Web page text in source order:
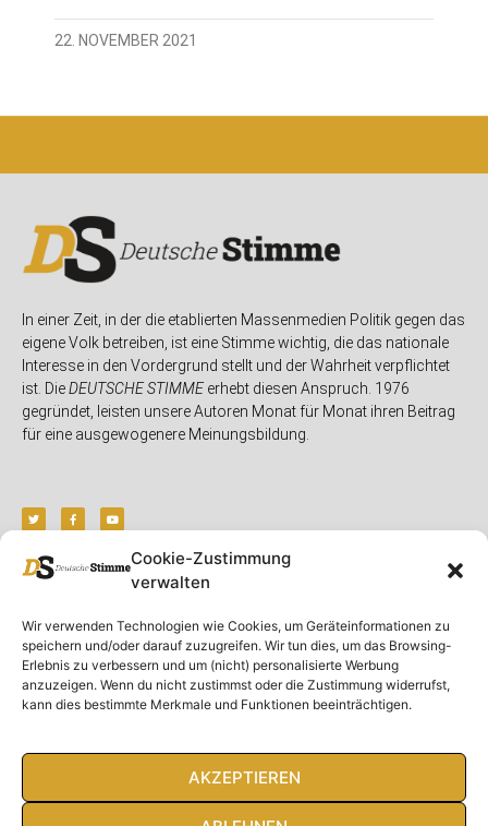
Cookie-Zustimmung
verwalten
Wir verwenden Technologien wie Cookies, um Geräteinformationen zu
speichern und/oder darauf zuzugreifen. Wir tun dies, um das Browsing-
Erlebnis zu verbessern und um (nicht) personalisierte Werbung
anzuzeigen. Wenn du nicht zustimmst oder die Zustimmung widerrufst,
kann dies bestimmte Merkmale und Funktionen beeinträchtigen.
AKZEPTIEREN
22. NOVEMBER 2021
In einer Zeit, in der die etablierten Massenmedien Politik gegen das
eigene Volk betreiben, ist eine Stimme wichtig, die das nationale
Interesse in den Vordergrund stellt und der Wahrheit verpflichtet
ist. DieDEUTSCHE STIMMEerhebt diesen Anspruch. 1976
gegründet, leisten unsere Autoren Monat für Monat ihren Beitrag
für eine ausgewogenere Meinungsbildung.
Unser Magazin
Spenden
Ausgaben
DS-TV
Rubriken
Deutschland
Ausland
Gespräch
Feuilleton
Rechtliche Hinweise
Impressum
Datenschutzerklärung